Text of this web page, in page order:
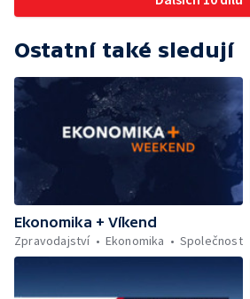
Ostatní také sledují
Ekonomika + Víkend
Zpravodajství
Ekonomika Společnost